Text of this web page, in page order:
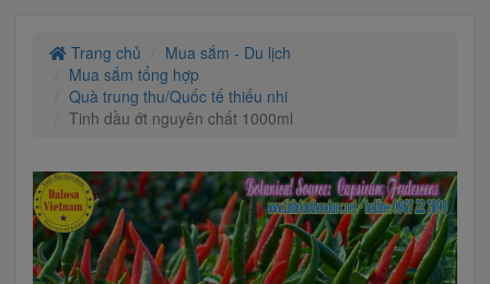
Trang chủ
Mua sắm - Du lịch
Mua sắm tổng hợp
Quà trung thu/Quốc tế thiếu nhi
Tinh dầu ớt nguyên chất 1000ml